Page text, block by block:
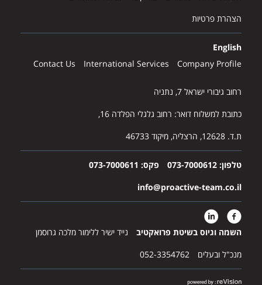
הצהרת פרטיות
English
Company Profile
International Services
Contact Us
רחוב גיבורי ישראל 7, נתניה
כתובת למשלוח דואר: רחוב גלגלי הפלדה 16,
ת.ד. 12628, הרצליה, מיקוד 46733
טלפון: 073-7000612
פקס: 073-7000611
info@proactive-team.co.il
השמה וגיוס בשיטת פרואקטיב
נייד ישיר ללימור מלכה גרוסמן
מנכ"ל ובעלים
052-3354762